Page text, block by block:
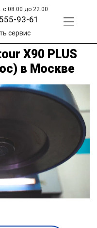
с 08:00 до 22:00
93-61
сервис
X90 PLUS
в Москве